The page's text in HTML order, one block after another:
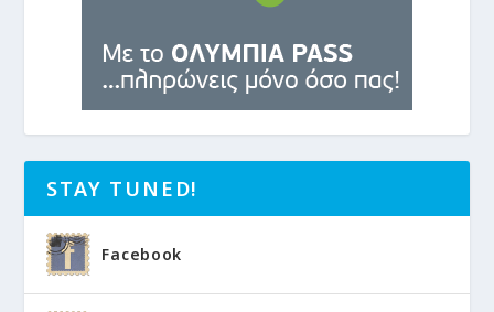
STAY TUNED!
Facebook